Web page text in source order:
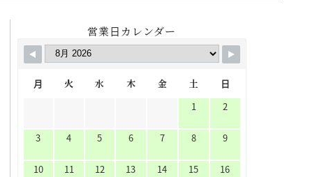
営業日カレンダー
月 火 水 木 金 土
日
1
2
3 4 5 6 7 8 9
10 11 12 13 14 15 16